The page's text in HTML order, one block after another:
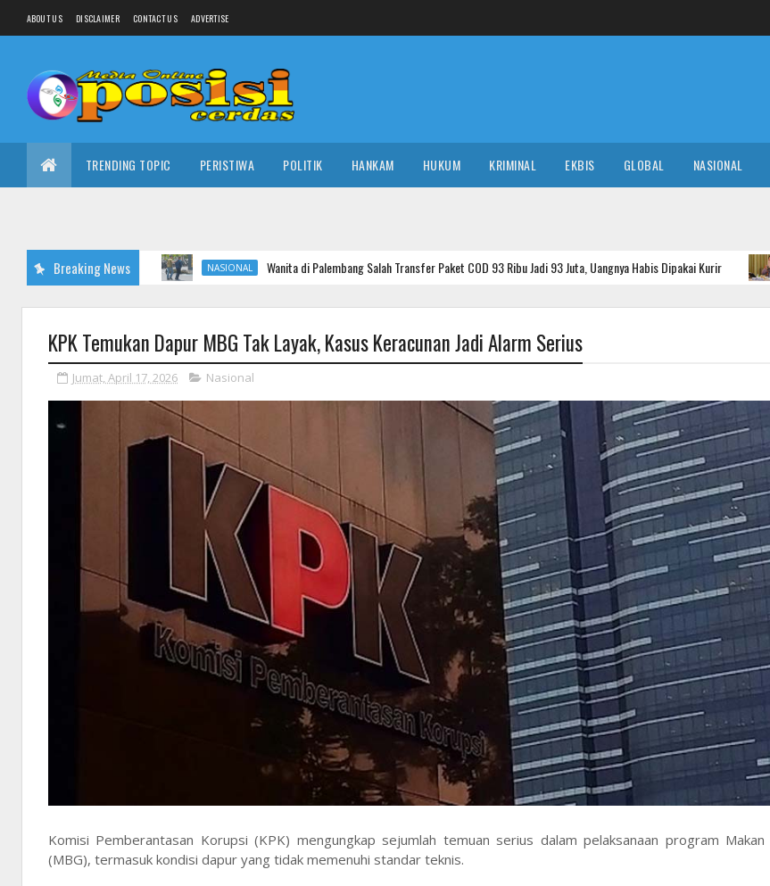
ABOUT US DISCLAIMER CONTACT US ADVERTISE
TRENDING TOPIC PERISTIWA POLITIK HANKAM HUKUM KRIMINAL EKBIS GLOBAL NASIONAL
Breaking NewsNASIONAL Wanita di Palembang Salah Transfer Paket COD 93 Ribu Jadi 93 Juta, Uangnya Habis Dipakai Kurir POLITIK
KPK Temukan Dapur MBG Tak Layak, Kasus Keracunan Jadi Alarm Serius
Jumat, April 17, 2026 Nasional
Komisi Pemberantasan Korupsi (KPK) mengungkap sejumlah temuan serius dalam pelaksanaan program
(MBG), termasuk kondisi dapur yang tidak memenuhi standar teknis.